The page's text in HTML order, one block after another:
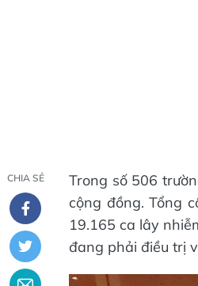
CHIA SẺ
Trong số 506
cộng đồng. Tổng
19.165 ca lây
đang phải điều trị